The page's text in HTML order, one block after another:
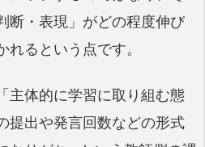
断・表現」がどの程度伸び
るという点です。
主体的に学習に取り組む態
提出や発言回数などの形式